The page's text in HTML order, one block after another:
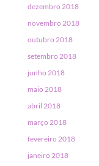
dezembro 2018
novembro 2018
outubro 2018
setembro 2018
junho 2018
maio 2018
abril 2018
março 2018
fevereiro 2018
janeiro 2018